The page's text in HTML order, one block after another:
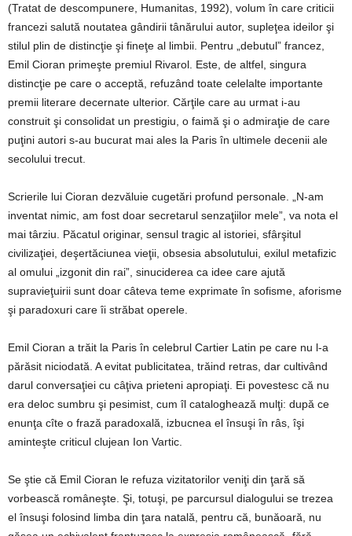
(Tratat de descompunere, Humanitas, 1992), volum în care criticii
francezi salută noutatea gândirii tânărului autor, supleţea ideilor şi
stilul plin de distincţie şi fineţe al limbii. Pentru „debutul” francez,
Emil Cioran primeşte premiul Rivarol. Este, de altfel, singura
distincţie pe care o acceptă, refuzând toate celelalte importante
premii literare decernate ulterior. Cărţile care au urmat i-au
construit şi consolidat un prestigiu, o faimă şi o admiraţie de care
puţini autori s-au bucurat mai ales la Paris în ultimele decenii ale
secolului trecut.
Scrierile lui Cioran dezvăluie cugetări profund personale. „N-am
inventat nimic, am fost doar secretarul senzaţiilor mele”, va nota el
mai târziu. Păcatul originar, sensul tragic al istoriei, sfârşitul
civilizaţiei, deşertăciunea vieţii, obsesia absolutului, exilul metafizic
al omului „izgonit din rai”, sinuciderea ca idee care ajută
supravieţuirii sunt doar câteva teme exprimate în sofisme, aforisme
şi paradoxuri care îi străbat operele.
Emil Cioran a trăit la Paris în celebrul Cartier Latin pe care nu l-a
părăsit niciodată. A evitat publicitatea, trăind retras, dar cultivând
darul conversaţiei cu câţiva prieteni apropiaţi. Ei povestesc că nu
era deloc sumbru şi pesimist, cum îl cataloghează mulţi: după ce
enunţa cîte o frază paradoxală, izbucnea el însuşi în râs, îşi
aminteşte criticul clujean Ion Vartic.
Se ştie că Emil Cioran le refuza vizitatorilor veniţi din ţară să
vorbească româneşte. Şi, totuşi, pe parcursul dialogului se trezea
el însuşi folosind limba din ţara natală, pentru că, bunăoară, nu